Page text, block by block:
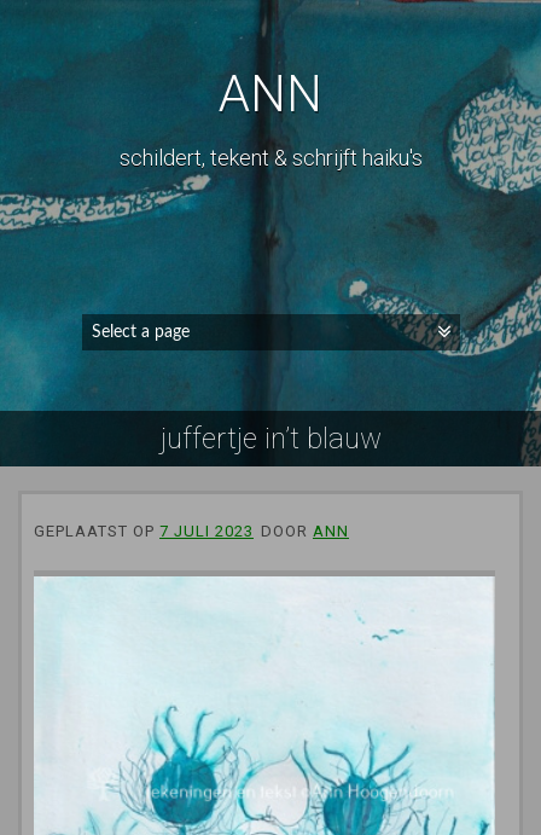
ANN
schildert, tekent & schrijft haiku's
juffertje in’t blauw
GEPLAATST OP 7 JULI 2023 DOOR ANN